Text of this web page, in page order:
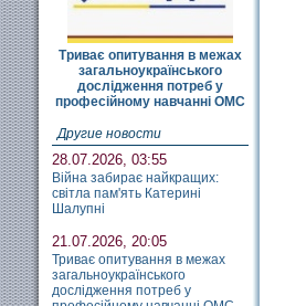
Триває опитування в межах
загальноукраїнського
дослідження потреб у
професійному навчанні ОМС
Другие новости
28.07.2026, 03:55
Війна забирає найкращих:
світла пам'ять Катерині
Шалупні
21.07.2026, 20:05
Триває опитування в межах
загальноукраїнського
дослідження потреб у